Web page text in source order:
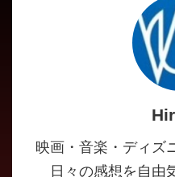
映画・音楽・ディ
日々の感想を自由